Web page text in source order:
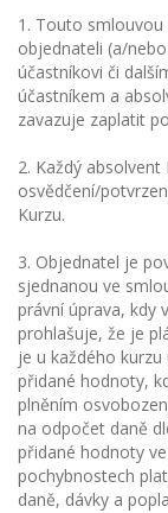
1. Touto
objednateli (a/
účastníkovi či
účastníkem a
zavazuje zaplatit
2. Každý
osvědčení/
Kurzu.
3. Objednatel je
sjednanou ve
právní úprava, kdy
prohlašuje, že je
je u každého
přidané hodnoty,
plněním
na odpočet daně
přidané hodnoty
pochybnostech
daně, dávky a